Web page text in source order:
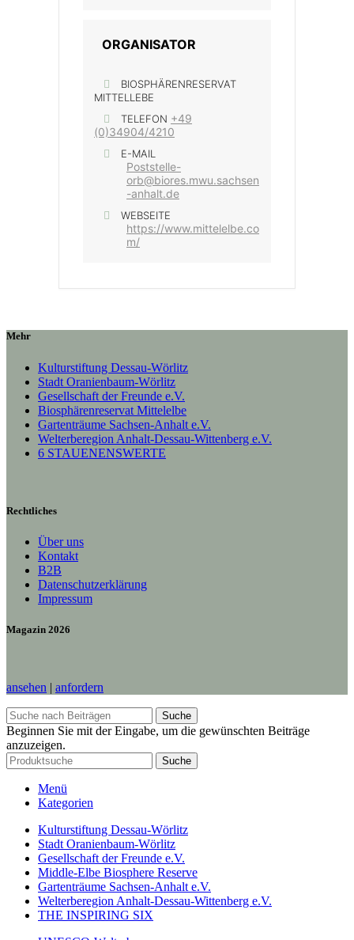
ORGANISATOR
BIOSPHÄRENRESERVAT
MITTELLEBE
TELEFON +49
(0)34904/4210
E-MAIL
Poststelle-
orb@biores.mwu.sachsen
-anhalt.de
WEBSEITE
https://www.mittelelbe.co
m/
Mehr
Kulturstiftung Dessau-Wörlitz
Stadt Oranienbaum-Wörlitz
Gesellschaft der Freunde e.V.
Biosphärenreservat Mittelelbe
Gartenträume Sachsen-Anhalt e.V.
Welterberegion Anhalt-Dessau-Wittenberg e.V.
6 STAUENENSWERTE
Rechtliches
Über uns
Kontakt
B2B
Datenschutzerklärung
Impressum
Magazin 2026
ansehen | anfordern
Suche
Beginnen Sie mit der Eingabe, um die gewünschten Beiträge
anzuzeigen.
Suche
Menü
Kategorien
Kulturstiftung Dessau-Wörlitz
Stadt Oranienbaum-Wörlitz
Gesellschaft der Freunde e.V.
Middle-Elbe Biosphere Reserve
Gartenträume Sachsen-Anhalt e.V.
Welterberegion Anhalt-Dessau-Wittenberg e.V.
THE INSPIRING SIX